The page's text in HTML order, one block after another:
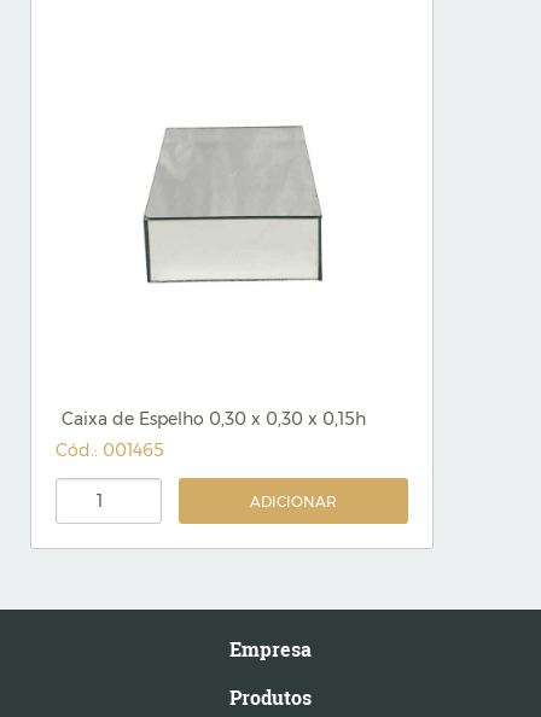
Caixa de Espelho 0,30 x 0,30 x 0,15h
Cód.: 001465
ADICIONAR
Empresa
Produtos